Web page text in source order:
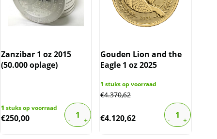
Zanzibar 1 oz 2015
(50.000 oplage)
1 stuks op voorraad
€250,00
Gouden Lion and the
Eagle 1 oz 2025
1 stuks op voorraad
€4.370,62
€4.120,62